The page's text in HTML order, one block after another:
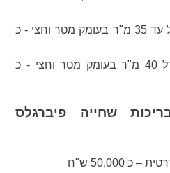
בריכה מתועשת בגודל עד 35 מ"ר בעומק מטר וחצי - כ
בריכה מתועשת בגודל 40 מ"ר בעומק מטר וחצי - כ
שחייה פיברגלס
50,000 ש"ח